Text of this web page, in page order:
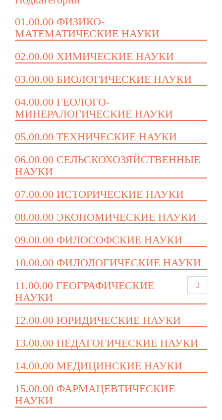
01.00.00 ФИЗИКО-
МАТЕМАТИЧЕСКИЕ НАУКИ
02.00.00 ХИМИЧЕСКИЕ НАУКИ
03.00.00 БИОЛОГИЧЕСКИЕ НАУКИ
04.00.00 ГЕОЛОГО-
МИНЕРАЛОГИЧЕСКИЕ НАУКИ
05.00.00 ТЕХНИЧЕСКИЕ НАУКИ
06.00.00 СЕЛЬСКОХОЗЯЙСТВЕННЫЕ
НАУКИ
07.00.00 ИСТОРИЧЕСКИЕ НАУКИ
08.00.00 ЭКОНОМИЧЕСКИЕ НАУКИ
09.00.00 ФИЛОСОФСКИЕ НАУКИ
10.00.00 ФИЛОЛОГИЧЕСКИЕ НАУКИ
11.00.00 ГЕОГРАФИЧЕСКИЕ
НАУКИ
12.00.00 ЮРИДИЧЕСКИЕ НАУКИ
13.00.00 ПЕДАГОГИЧЕСКИЕ НАУКИ
14.00.00 МЕДИЦИНСКИЕ НАУКИ
15.00.00 ФАРМАЦЕВТИЧЕСКИЕ
НАУКИ